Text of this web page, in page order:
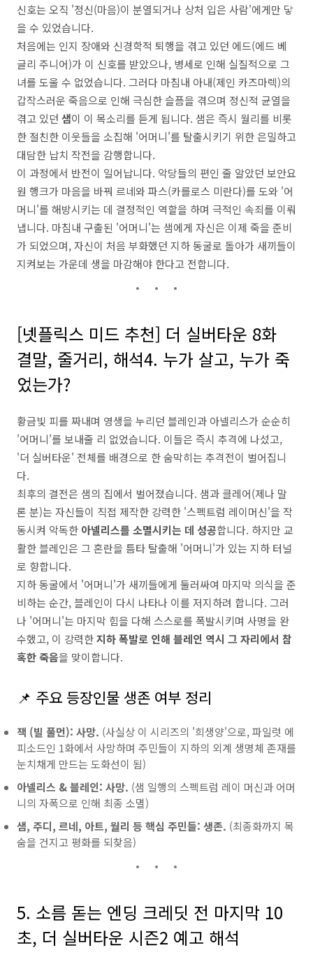
신호는 오직 '정신(마음)이 분열되거나 상처 입은 사람'에게만 닿
을 수 있었습니다.
처음에는 인지 장애와 신경학적 퇴행을 겪고 있던 에드(에드 베
글리 주니어)가 이 신호를 받았으나, 병세로 인해 실질적으로 그
녀를 도울 수 없었습니다. 그러다 마침내 아내(제인 카즈마렉)의
갑작스러운 죽음으로 인해 극심한 슬픔을 겪으며 정신적 균열을
겪고 있던 샘이 이 목소리를 듣게 됩니다. 샘은 즉시 월리를 비롯
한 절친한 이웃들을 소집해 '어머니'를 탈출시키기 위한 은밀하고
대담한 납치 작전을 감행합니다.
이 과정에서 반전이 일어납니다. 악당들의 편인 줄 알았던 보안요
원 행크가 마음을 바꿔 르네와 파스(카를로스 미란다)를 도와 '어
머니'를 해방시키는 데 결정적인 역할을 하며 극적인 속죄를 이뤄
냅니다. 마침내 구출된 '어머니'는 샘에게 자신은 이제 죽을 준비
가 되었으며, 자신이 처음 부화했던 지하 동굴로 돌아가 새끼들이
지켜보는 가운데 생을 마감해야 한다고 전합니다.
[넷플릭스 미드 추천] 더 실버타운 8화
결말, 줄거리, 해석4. 누가 살고, 누가 죽
었는가?
황금빛 피를 짜내며 영생을 누리던 블레인과 아넬리스가 순순히
'어머니'를 보내줄 리 없었습니다. 이들은 즉시 추격에 나섰고,
'더 실버타운' 전체를 배경으로 한 숨막히는 추격전이 벌어집니
다.
최후의 결전은 샘의 집에서 벌어졌습니다. 샘과 클레어(제나 말
론 분)는 자신들이 직접 제작한 강력한 '스펙트럼 레이머신'을 작
동시켜 악독한 아넬리스를 소멸시키는 데 성공합니다. 하지만 교
활한 블레인은 그 혼란을 틈타 탈출해 '어머니'가 있는 지하 터널
로 향합니다.
지하 동굴에서 '어머니'가 새끼들에게 둘러싸여 마지막 의식을 준
비하는 순간, 블레인이 다시 나타나 이를 저지하려 합니다. 그러
나 '어머니'는 마지막 힘을 다해 스스로를 폭발시키며 사명을 완
수했고, 이 강력한지하 폭발로 인해 블레인 역시 그 자리에서 참
혹한 죽음을 맞이합니다.
📌 주요 등장인물 생존 여부 정리
잭 (빌 풀먼): 사망. (사실상 이 시리즈의 '희생양'으로, 파일럿 에
피소드인 1화에서 사망하며 주민들이 지하의 외계 생명체 존재를
눈치채게 만드는 도화선이 됨)
아넬리스 & 블레인: 사망. (샘 일행의 스펙트럼 레이 머신과 어머
니의 자폭으로 인해 최종 소멸)
샘, 주디, 르네, 아트, 월리 등 핵심 주민들: 생존. (최종화까지 목
숨을 건지고 평화를 되찾음)
5. 소름 돋는 엔딩 크레딧 전 마지막 10
초, 더 실버타운 시즌2 예고 해석